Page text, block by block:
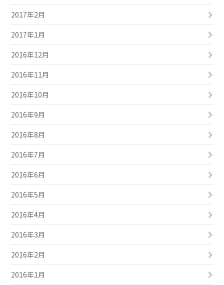
2017年2月
2017年1月
2016年12月
2016年11月
2016年10月
2016年9月
2016年8月
2016年7月
2016年6月
2016年5月
2016年4月
2016年3月
2016年2月
2016年1月